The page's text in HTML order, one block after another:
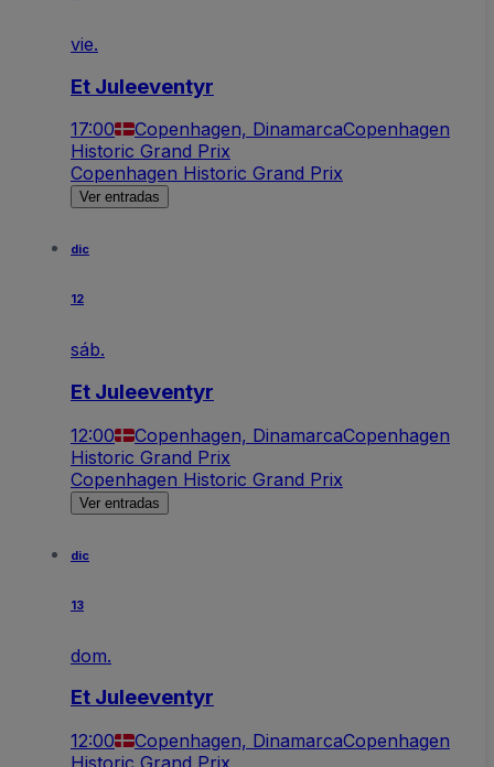
vie.
Et Juleeventyr
17:00 Copenhagen, DinamarcaCopenhagen
Historic Grand Prix
Copenhagen Historic Grand Prix
Ver entradas
dic
12
sáb.
Et Juleeventyr
12:00 Copenhagen, DinamarcaCopenhagen
Historic Grand Prix
Copenhagen Historic Grand Prix
Ver entradas
dic
13
dom.
Et Juleeventyr
12:00 Copenhagen, DinamarcaCopenhagen